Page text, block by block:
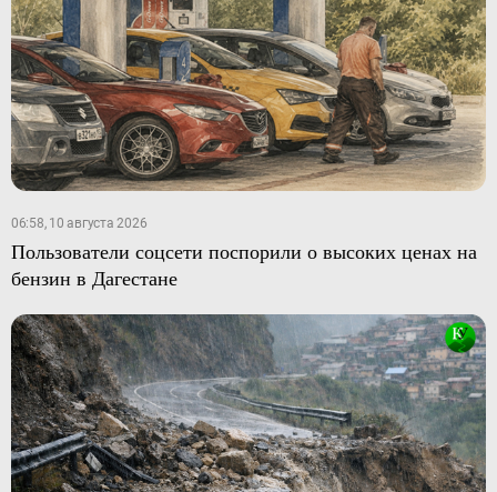
06:58, 10 августа 2026
Пользователи соцсети поспорили о высоких ценах на
бензин в Дагестане